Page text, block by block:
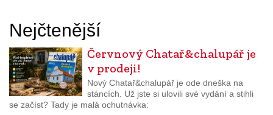
Nejčtenější
Červnový Chatař&chalupář je
v prodeji!
Nový Chatař&chalupář je ode dneška na
stáncích. Už jste si ulovili své vydání a stihli
se začíst? Tady je malá ochutnávka: